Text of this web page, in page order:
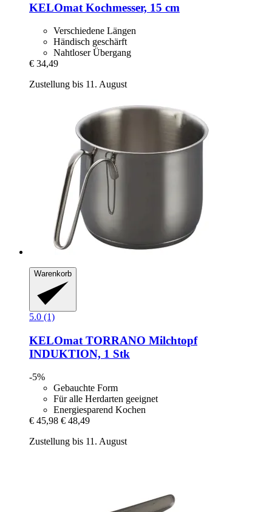
KELOmat Kochmesser, 15 cm
Verschiedene Längen
Händisch geschärft
Nahtloser Übergang
€ 34,49
Zustellung bis 11. August
Warenkorb
5.0 (1)
KELOmat TORRANO Milchtopf
INDUKTION, 1 Stk
-5%
Gebauchte Form
Für alle Herdarten geeignet
Energiesparend Kochen
€ 45,98 € 48,49
Zustellung bis 11. August